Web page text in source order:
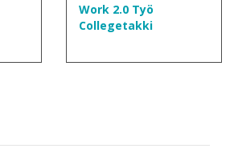
Work 2.0 Työ
Collegetakki